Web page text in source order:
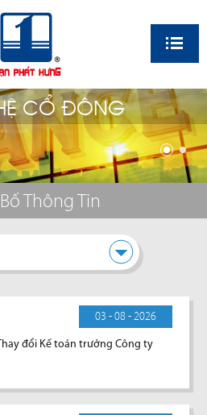
CỔ ĐÔNG
Thông Tin
03 - 08 - 2026
đổi Kế toán trưởng Công ty